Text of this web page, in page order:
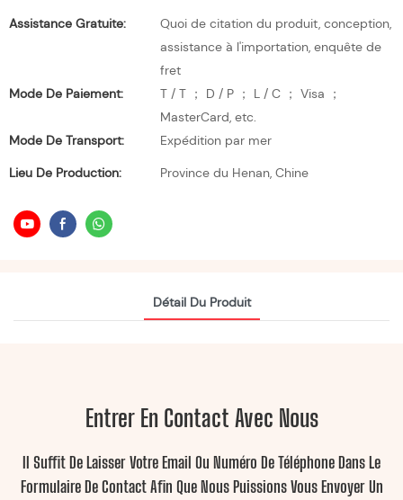
Assistance Gratuite:
Quoi de citation du produit, conception,
assistance à l'importation, enquête de
fret
Mode De Paiement:
T / T ； D / P ； L / C ； Visa ；
MasterCard, etc.
Mode De Transport:
Expédition par mer
Lieu De Production:
Province du Henan, Chine
Détail Du Produit
Entrer En Contact Avec Nous
Il Suffit De Laisser Votre Email Ou Numéro De Téléphone Dans Le
Formulaire De Contact Afin Que Nous Puissions Vous Envoyer Un